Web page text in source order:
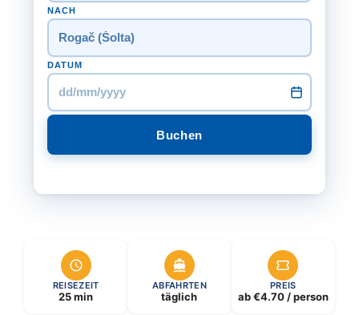
NACH
DATUM
dd/mm/yyyy
Buchen
REISEZEIT
25 min
ABFAHRTEN
täglich
PREIS
ab €4.70 / person